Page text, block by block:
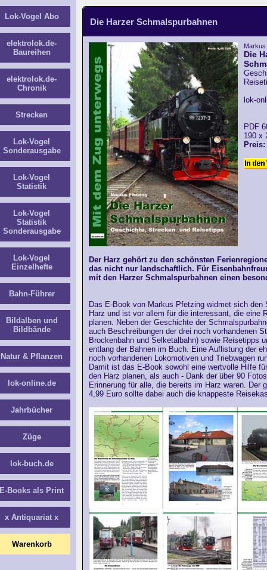
Die Harzer Schmalspurbahnen
Der Harz gehört zu den schönsten
das nicht nur landschaftlich. Für
mit den Harzer Schmalspurbahnen einen
Das E-Book von Markus Pfetzing widmet sich den
Harz und ist vor allem für die interessant, die eine
planen. Neben der Geschichte der
auch Beschreibungen der drei noch vorhandenen
Brockenbahn und Selketalbahn) sowie Reisetipps
entlang der Bahnen im Buch. Eine Auflistung der
noch vorhandenen Lokomotiven und Triebwagen
Damit ist das E-Book sowohl eine wertvolle Hilfe
den Harz planen, als auch - Dank der über 90
Erinnerung für alle, die bereits im Harz waren. Der
4,99 Euro sollte dabei auch die knappeste
Die
lok-
PDF
190 x
Lok-Vogel Abo
elektrolok.de-
Baureihen
elektrolok.de-
Chronik
Strecken
Lok-Vogel
Sonderausgabe
Lok-Vogel
Statistik
Lok-Vogel
Statistik
Sonderausgabe
Lok-Vogel
Einzelhefte
Bahn-Führer
Bildalben und
Bildbände
Natur & Pflanzen
lok-online.de
Jahrbücher
Züge
lok-buch.de
E-Books als Print
x Antiquariat x
Warenkorb